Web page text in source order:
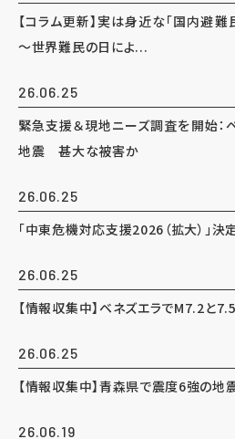
【コラム更新】実は身近な「国内避
～世界難民の日によ...
26.06.25
緊急支援＆現地ニーズ調査を開始：
地震 甚大な被害か
26.06.25
「中東危機対応支援2026（拡大）」決
26.06.25
【情報収集中】ベネズエラでM7.2と
26.06.25
【情報収集中】青森県で震度6強の地
26.06.19